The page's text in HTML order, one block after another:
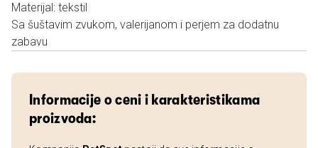
Materijal: tekstil
Sa šuštavim zvukom, valerijanom i perjem za dodatnu
zabavu
Informacije o ceni i karakteristikama
proizvoda: